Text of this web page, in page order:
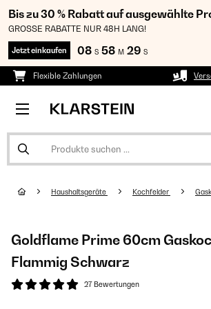
Bis zu 30 % Rabatt auf ausgewählte
GROSSE RABATTE NUR 48H LANG!
Jetzt einkaufen 08 S 58 M 28 S
Flexible Zahlungen
Haushaltsgeräte Kochfelder
Goldflame Prime 60cm
Flammig Schwarz
27 Bewertungen